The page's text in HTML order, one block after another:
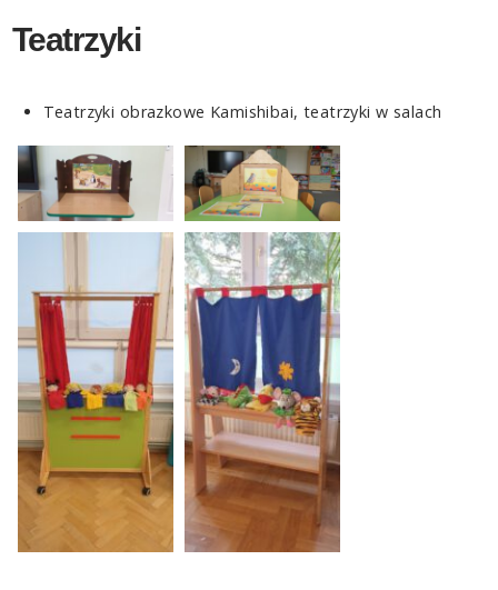
Teatrzyki
Teatrzyki obrazkowe Kamishibai, teatrzyki w salach